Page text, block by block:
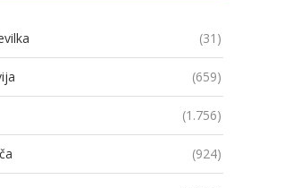
(31)
(659)
(1.756)
(924)